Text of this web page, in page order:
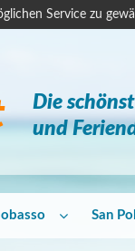
Service zu
Die
und
San